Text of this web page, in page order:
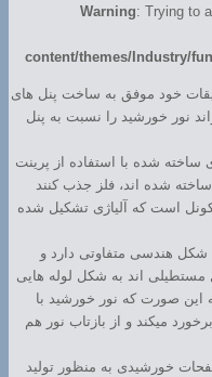
Warning: Trying to
content/themes/Industry/
خود موفق به ساخت پنل های
نور خورشید را نسبت به پنل
ساخته شده با استفاده از پرینت
ساخته شده اند، فلز جذب کنند
است که آلیاژی تشکیل شده
شکل هندسی متفاوتی دارد و
اند به شکل لوله هایی
این صورت که نور خورشید با
میکند و از بازتاب نور هم
خورشیدی به منظور تولید